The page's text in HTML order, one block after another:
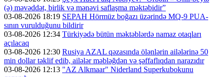
(ə) məvəddət, birlik və mənəvi saflaşma məktəbidir”
03-08-2026 18:19 SEPAH Hörmüz boğazı üzərində MQ-9 PUA-
sının vurulduğunu bildirir
03-08-2026 12:34 Türkiyədə bütün məktəblərdə namaz otaqları
açılacaq
03-08-2026 12:30 Rusiya AZAL qəzasında ölənlərin ailələrinə 50
min dollar təklif edib, ailələr məbləğdən və şəffaflıqdan narazıdır
03-08-2026 12:13 "AZ Alkmaar" Niderland Superkubokunu